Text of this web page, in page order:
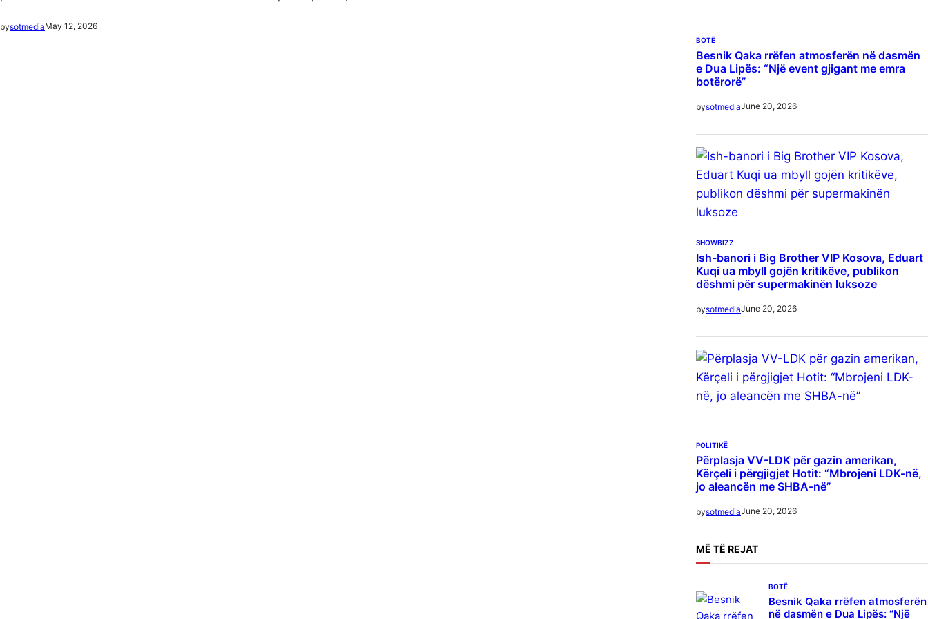
bysotmediaMay 12, 2026
BOTË
Besnik Qaka rrëfen atmosferën në dasmën
e Dua Lipës: “Një event gjigant me emra
botërorë”
bysotmediaJune 20, 2026
SHOWBIZZ
Ish-banori i Big Brother VIP Kosova, Eduart
Kuqi ua mbyll gojën kritikëve, publikon
dëshmi për supermakinën luksoze
bysotmediaJune 20, 2026
POLITIKË
Përplasja VV-LDK për gazin amerikan,
Kërçeli i përgjigjet Hotit: “Mbrojeni LDK-në,
jo aleancën me SHBA-në”
bysotmediaJune 20, 2026
MË TË REJAT
BOTË
Besnik Qaka rrëfen atmosferën
në dasmën e Dua Lipës: “Një